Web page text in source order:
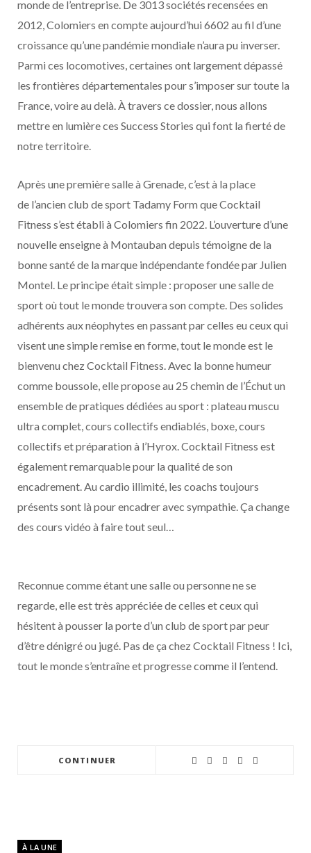
monde de l’entreprise. De 3013 sociétés recensées en
2012, Colomiers en compte aujourd’hui 6602 au fil d’une
croissance qu’une pandémie mondiale n’aura pu inverser.
Parmi ces locomotives, certaines ont largement dépassé
les frontières départementales pour s’imposer sur toute la
France, voire au delà. À travers ce dossier, nous allons
mettre en lumière ces Success Stories qui font la fierté de
notre territoire.
Après une première salle à Grenade, c’est à la place
de l’ancien club de sport Tadamy Form que Cocktail
Fitness s’est établi à Colomiers fin 2022. L’ouverture d’une
nouvelle enseigne à Montauban depuis témoigne de la
bonne santé de la marque indépendante fondée par Julien
Montel. Le principe était simple : proposer une salle de
sport où tout le monde trouvera son compte. Des solides
adhérents aux néophytes en passant par celles eu ceux qui
visent une simple remise en forme, tout le monde est le
bienvenu chez Cocktail Fitness. Avec la bonne humeur
comme boussole, elle propose au 25 chemin de l’Échut un
ensemble de pratiques dédiées au sport : plateau muscu
ultra complet, cours collectifs endiablés, boxe, cours
collectifs et préparation à l’Hyrox. Cocktail Fitness est
également remarquable pour la qualité de son
encadrement. Au cardio illimité, les coachs toujours
présents sont là pour encadrer avec sympathie. Ça change
des cours vidéo à faire tout seul…
Reconnue comme étant une salle ou personne ne se
regarde, elle est très appréciée de celles et ceux qui
hésitent à pousser la porte d’un club de sport par peur
d’être dénigré ou jugé. Pas de ça chez Cocktail Fitness ! Ici,
tout le monde s’entraîne et progresse comme il l’entend.
CONTINUER
À LA UNE